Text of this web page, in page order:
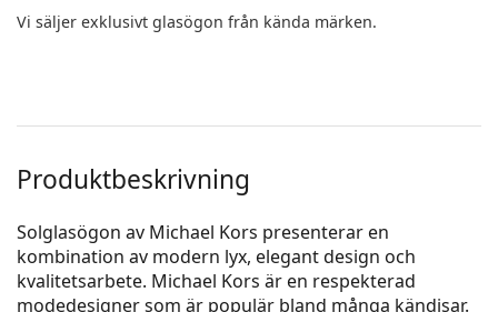
Vi säljer exklusivt glasögon från kända märken.
Produktbeskrivning
Solglasögon av Michael Kors presenterar en
kombination av modern lyx, elegant design och
kvalitetsarbete. Michael Kors är en respekterad
modedesigner som är populär bland många kändisar.